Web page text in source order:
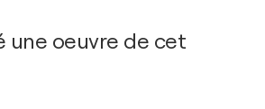
une oeuvre de cet